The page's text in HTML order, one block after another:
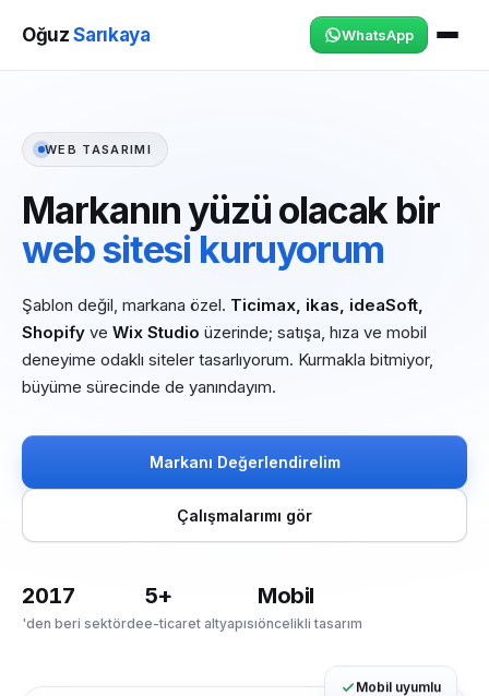
OğuzSarıkaya WhatsApp
WEB TASARIMI
Markanın yüzü olacak bir
web sitesi kuruyorum
Şablon değil, markana özel. Ticimax, ikas, ideaSoft,
Shopify ve Wix Studio üzerinde; satışa, hıza ve mobil
deneyime odaklı siteler tasarlıyorum. Kurmakla bitmiyor,
büyüme sürecinde de yanındayım.
Markanı Değerlendirelim
Çalışmalarımı gör
2017
'den beri sektörde
5+
e-ticaret altyapısı
Mobil
öncelikli tasarım
Mobil uyumlu